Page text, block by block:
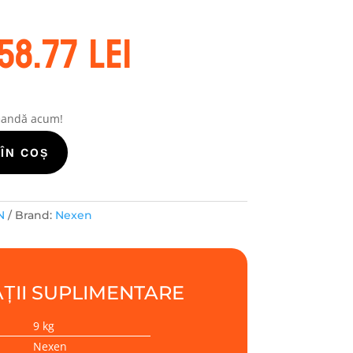
lei.
lei
acum!
COȘ
Brand: Nexen
SUPLIMENTARE
9 kg
Nexen